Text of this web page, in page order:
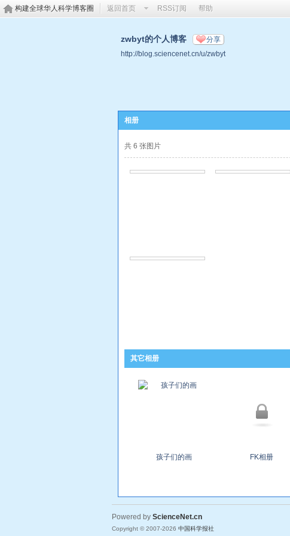
构建全球华人科学博客圈 返回首页 RSS订阅 帮助
zwbyt的个人博客 分享
http://blog.sciencenet.cn/u/zwbyt
相册
共 6 张图片
其它相册
孩子们的画 FK相册
Powered by ScienceNet.cn
Copyright © 2007-2026 中国科学报社